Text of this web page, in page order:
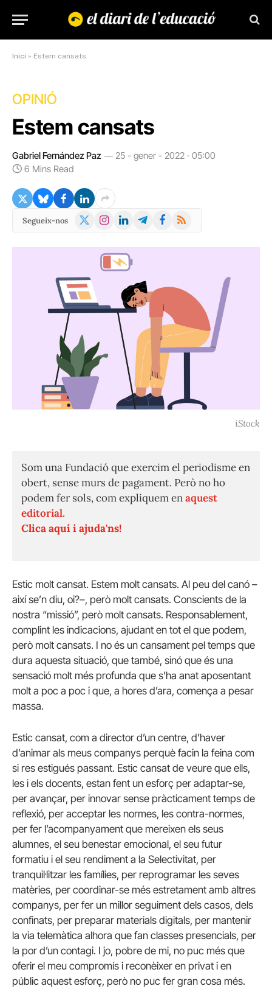
Inici » Estem cansats
OPINIÓ
Estem cansats
Gabriel Fernández Paz
25 - gener - 2022 · 05:00
6 Mins Read
Segueix-nos
X
Instagram
LinkedInTelegramFacebook
RSS
iStock
Som una Fundació que exercim el periodisme en
obert, sense murs de pagament. Però no ho
podem fer sols, com expliquem enaquest
editorial.
Clica aquí i ajuda'ns!
Estic molt cansat. Estem molt cansats. Al peu del canó –
així se’n diu, oi?–, però molt cansats. Conscients de la
nostra “missió”, però molt cansats. Responsablement,
complint les indicacions, ajudant en tot el que podem,
però molt cansats. I no és un cansament pel temps que
dura aquesta situació, que també, sinó que és una
sensació molt més profunda que s’ha anat aposentant
molt a poc a poc i que, a hores d’ara, comença a pesar
massa.
Estic cansat, com a director d’un centre, d’haver
d’animar als meus companys perquè facin la feina com
si res estigués passant. Estic cansat de veure que ells,
les i els docents, estan fent un esforç per adaptar-se,
per avançar, per innovar sense pràcticament temps de
reflexió, per acceptar les normes, les contra-normes,
per fer l’acompanyament que mereixen els seus
alumnes, el seu benestar emocional, el seu futur
formatiu i el seu rendiment a la Selectivitat, per
tranquil·litzar les famílies, per reprogramar les seves
matèries, per coordinar-se més estretament amb altres
companys, per fer un millor seguiment dels casos, dels
confinats, per preparar materials digitals, per mantenir
la via telemàtica alhora que fan classes presencials, per
la por d’un contagi. I jo, pobre de mi, no puc més que
oferir el meu compromís i reconèixer en privat i en
públic aquest esforç, però no puc fer gran cosa més.